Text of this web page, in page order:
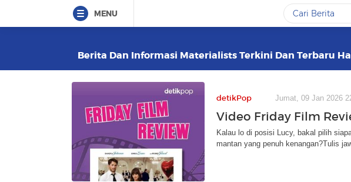
MENU
Berita Dan Informasi Materialists Terkini Dan Terbaru
detikPop Jumat, 09 Jan 2026
Video Friday Film
Kalau lo di posisi Lucy, bakal pilih
mantan yang penuh kenangan?Tulis